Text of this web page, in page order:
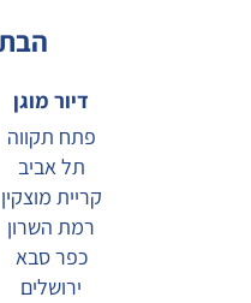
דיור מוגן
פתח תקווה
תל אביב
קריית מוצקין
רמת השרון
כפר סבא
ירושלים